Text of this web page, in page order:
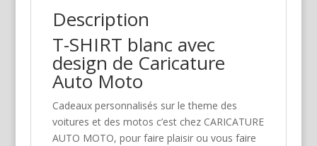
Description
T-SHIRT blanc avec
design de Caricature
Auto Moto
Cadeaux personnalisés sur le theme des
voitures et des motos c’est chez CARICATURE
AUTO MOTO, pour faire plaisir ou vous faire